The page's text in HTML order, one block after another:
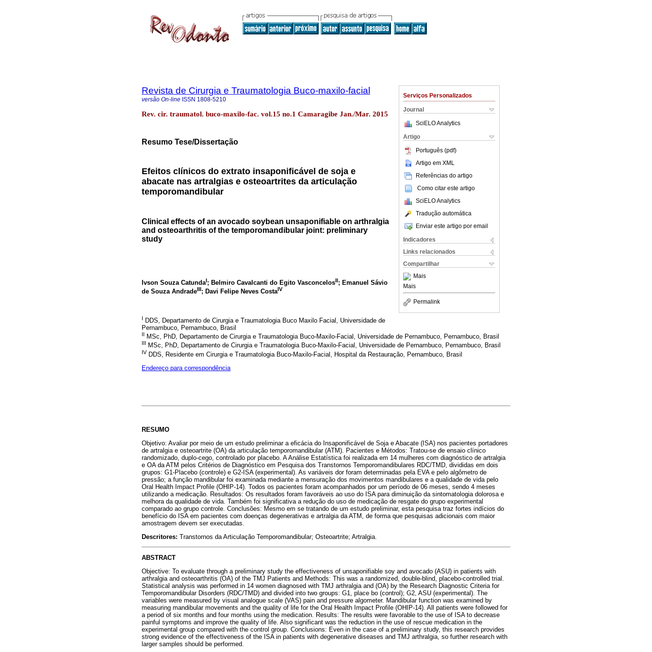
Serviços Personalizados
Journal
SciELO Analytics
Artigo
Português (pdf)
Artigo em XML
Referências do artigo
Como citar este artigo
SciELO Analytics
Tradução automática
Enviar este artigo por email
Indicadores
Links relacionados
Compartilhar
Mais
Mais
Permalink
Revista de Cirurgia e Traumatologia Buco-maxilo-facial
versão On-line ISSN 1808-5210
Rev. cir. traumatol. buco-maxilo-fac. vol.15 no.1 Camaragibe Jan./Mar. 2015
Resumo Tese/Dissertação
Efeitos clínicos do extrato insaponificável de soja e
abacate nas artralgias e osteoartrites da articulação
temporomandibular
Clinical effects of an avocado soybean unsaponifiable on arthralgia
and osteoarthritis of the temporomandibular joint: preliminary
study
Ivson Souza CatundaI; Belmiro Cavalcanti do Egito VasconcelosII; Emanuel Sávio
de Souza AndradeIII; Davi Felipe Neves CostaIV
I DDS, Departamento de Cirurgia e Traumatologia Buco Maxilo Facial, Universidade de
Pernambuco, Pernambuco, Brasil
II MSc, PhD, Departamento de Cirurgia e Traumatologia Buco-Maxilo-Facial, Universidade de Pernambuco, Pernambuco, Brasil
III MSc, PhD, Departamento de Cirurgia e Traumatologia Buco-Maxilo-Facial, Universidade de Pernambuco, Pernambuco, Brasil
IV DDS, Residente em Cirurgia e Traumatologia Buco-Maxilo-Facial, Hospital da Restauração, Pernambuco, Brasil
Endereço para correspondência
RESUMO
Objetivo: Avaliar por meio de um estudo preliminar a eficácia do Insaponificável de Soja e Abacate (ISA) nos pacientes portadores
de artralgia e osteoartrite (OA) da articulação temporomandibular (ATM). Pacientes e Métodos: Tratou-se de ensaio clínico
randomizado, duplo-cego, controlado por placebo. A Análise Estatística foi realizada em 14 mulheres com diagnóstico de artralgia
e OA da ATM pelos Critérios de Diagnóstico em Pesquisa dos Transtornos Temporomandibulares RDC/TMD, divididas em dois
grupos: G1-Placebo (controle) e G2-ISA (experimental). As variáveis dor foram determinadas pela EVA e pelo algômetro de
pressão; a função mandibular foi examinada mediante a mensuração dos movimentos mandibulares e a qualidade de vida pelo
Oral Health Impact Profile (OHIP-14). Todos os pacientes foram acompanhados por um período de 06 meses, sendo 4 meses
utilizando a medicação. Resultados: Os resultados foram favoráveis ao uso do ISA para diminuição da sintomatologia dolorosa e
melhora da qualidade de vida. Também foi significativa a redução do uso de medicação de resgate do grupo experimental
comparado ao grupo controle. Conclusões: Mesmo em se tratando de um estudo preliminar, esta pesquisa traz fortes indícios do
benefício do ISA em pacientes com doenças degenerativas e artralgia da ATM, de forma que pesquisas adicionais com maior
amostragem devem ser executadas.
Descritores: Transtornos da Articulação Temporomandibular; Osteoartrite; Artralgia.
ABSTRACT
Objective: To evaluate through a preliminary study the effectiveness of unsaponifiable soy and avocado (ASU) in patients with
arthralgia and osteoarthritis (OA) of the TMJ Patients and Methods: This was a randomized, double-blind, placebo-controlled trial.
Statistical analysis was performed in 14 women diagnosed with TMJ arthralgia and (OA) by the Research Diagnostic Criteria for
Temporomandibular Disorders (RDC/TMD) and divided into two groups: G1, place bo (control); G2, ASU (experimental). The
variables were measured by visual analogue scale (VAS) pain and pressure algometer. Mandibular function was examined by
measuring mandibular movements and the quality of life for the Oral Health Impact Profile (OHIP-14). All patients were followed for
a period of six months and four months using the medication. Results: The results were favorable to the use of ISA to decrease
painful symptoms and improve the quality of life. Also significant was the reduction in the use of rescue medication in the
experimental group compared with the control group. Conclusions: Even in the case of a preliminary study, this research provides
strong evidence of the effectiveness of the ISA in patients with degenerative diseases and TMJ arthralgia, so further research with
larger samples should be performed.